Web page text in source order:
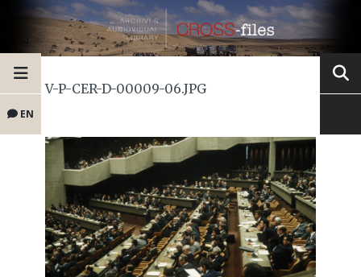
EN
V-P-CER-D-00009-06.JPG